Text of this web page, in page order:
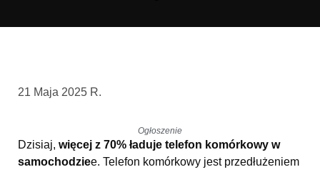
21 Maja 2025 R.
Ogłoszenie
Dzisiaj, więcej z 70% ładuje telefon komórkowy w
samochodziee. Telefon komórkowy jest przedłużeniem